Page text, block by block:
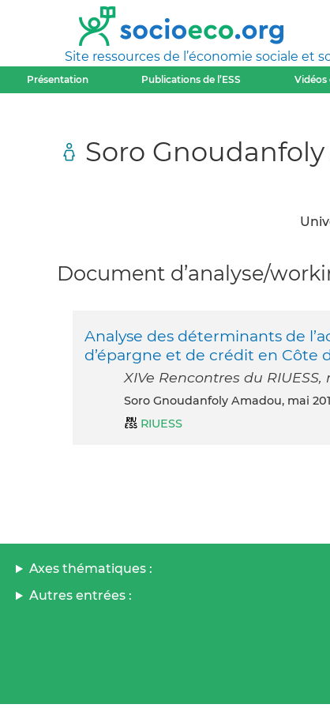
Site ressources de l’économie sociale et
Présentation Publications de l’ESS Vidéos
Soro
Document d’analyse/
Analyse des déterminants de
d’épargne et de crédit en Côte
XIVe Rencontres du RIUESS,
Soro Gnoudanfoly Amadou, mai
RIUESS
Axes thématiques :
Autres entrées :